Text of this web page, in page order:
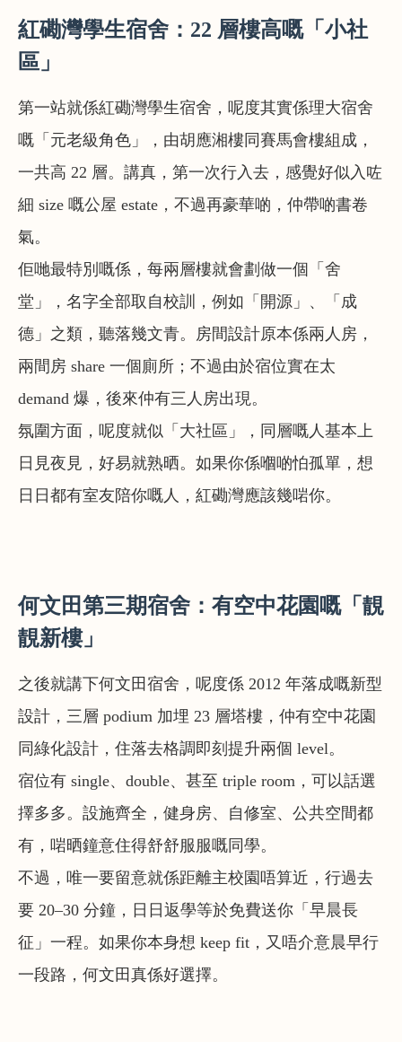
紅磡灣學生宿舍：22 層樓高嘅「小社
區」
第一站就係紅磡灣學生宿舍，呢度其實係理大宿舍
嘅「元老級角色」，由胡應湘樓同賽馬會樓組成，
一共高 22 層。講真，第一次行入去，感覺好似入咗
細 size 嘅公屋 estate，不過再豪華啲，仲帶啲書卷
氣。
佢哋最特別嘅係，每兩層樓就會劃做一個「舍
堂」，名字全部取自校訓，例如「開源」、「成
德」之類，聽落幾文青。房間設計原本係兩人房，
兩間房 share 一個廁所；不過由於宿位實在太
demand 爆，後來仲有三人房出現。
氛圍方面，呢度就似「大社區」，同層嘅人基本上
日見夜見，好易就熟晒。如果你係嗰啲怕孤單，想
日日都有室友陪你嘅人，紅磡灣應該幾啱你。
何文田第三期宿舍：有空中花園嘅「靚
靚新樓」
之後就講下何文田宿舍，呢度係 2012 年落成嘅新型
設計，三層 podium 加埋 23 層塔樓，仲有空中花園
同綠化設計，住落去格調即刻提升兩個 level。
宿位有 single、double、甚至 triple room，可以話選
擇多多。設施齊全，健身房、自修室、公共空間都
有，啱晒鐘意住得舒舒服服嘅同學。
不過，唯一要留意就係距離主校園唔算近，行過去
要 20–30 分鐘，日日返學等於免費送你「早晨長
征」一程。如果你本身想 keep fit，又唔介意晨早行
一段路，何文田真係好選擇。